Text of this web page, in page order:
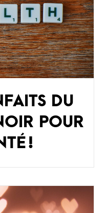
DU
POUR
!